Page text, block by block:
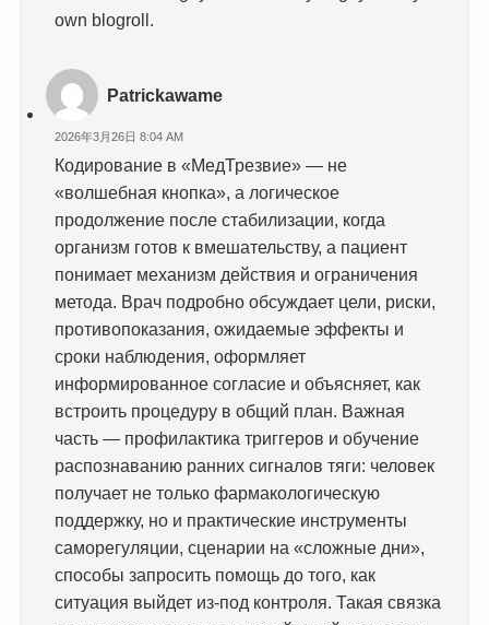
own blogroll.
Patrickawame
2026年3月26日 8:04 AM
Кодирование в «МедТрезвие» — не
«волшебная кнопка», а логическое
продолжение после стабилизации, когда
организм готов к вмешательству, а пациент
понимает механизм действия и ограничения
метода. Врач подробно обсуждает цели, риски,
противопоказания, ожидаемые эффекты и
сроки наблюдения, оформляет
информированное согласие и объясняет, как
встроить процедуру в общий план. Важная
часть — профилактика триггеров и обучение
распознаванию ранних сигналов тяги: человек
получает не только фармакологическую
поддержку, но и практические инструменты
саморегуляции, сценарии на «сложные дни»,
способы запросить помощь до того, как
ситуация выйдет из-под контроля. Такая связка